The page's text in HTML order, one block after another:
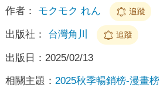
作者： モクモク れん 追蹤
出版社： 台灣角川 追蹤
出版日： 2025/02/13
相關主題： 2025秋季暢銷榜-漫畫榜